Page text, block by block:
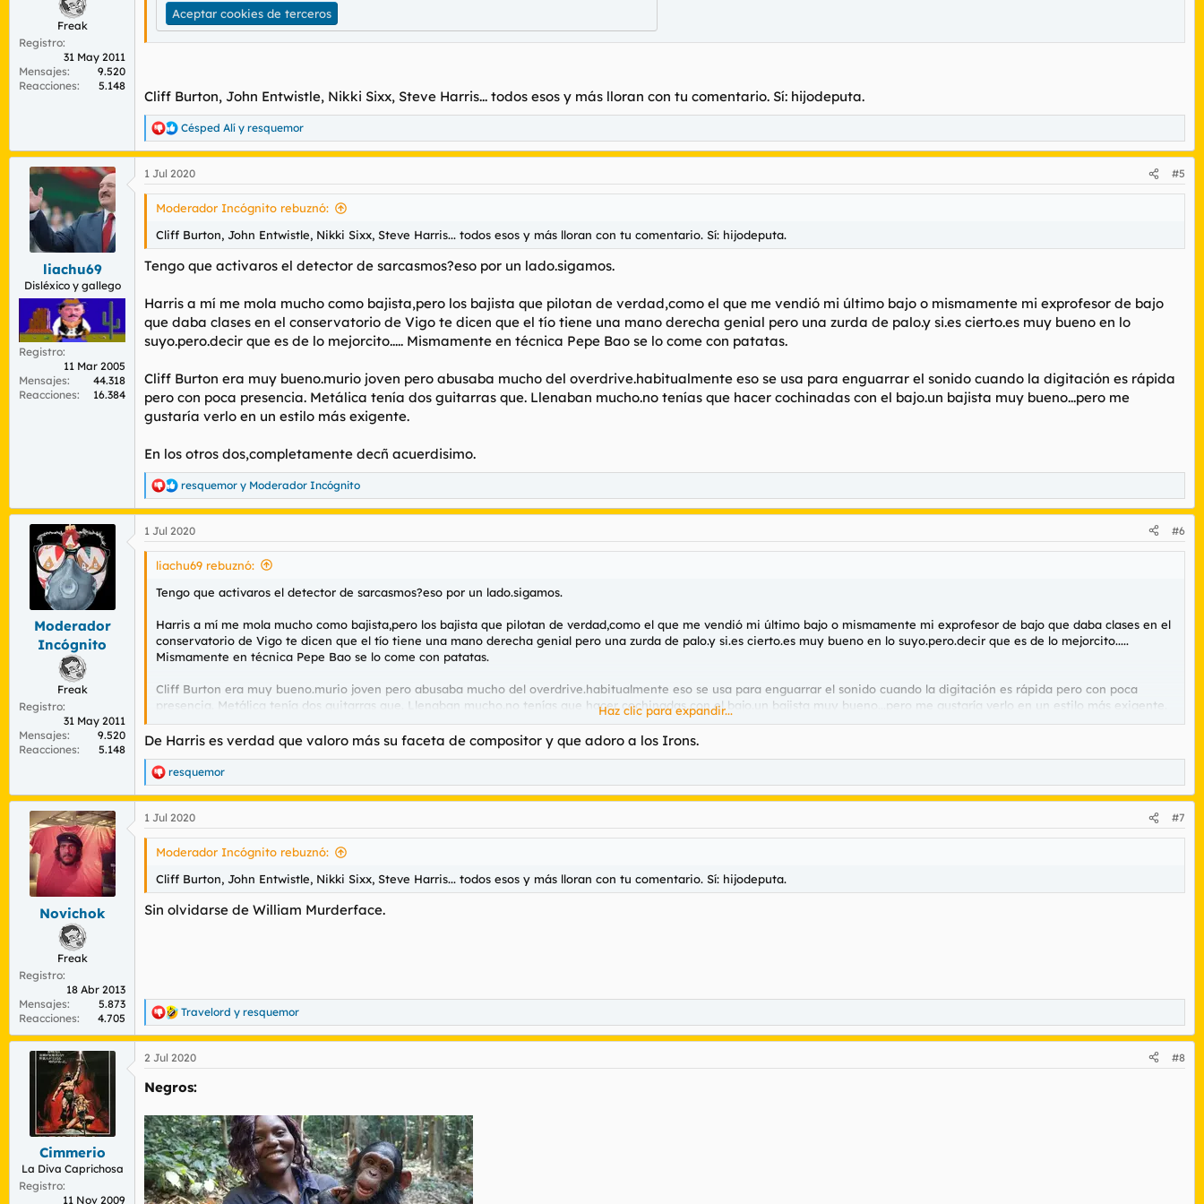
Freak
Registro
31 May 2011
Mensajes
9.520
Reacciones
5.148
Aceptar cookies de terceros
Cliff Burton, John Entwistle, Nikki Sixx, Steve Harris... todos esos y más lloran con tu comentario. Sí: hijodeputa.
R
e
a
c
c
n
e
s
Césped Alí y resquemor
liachu69
Disléxico y gallego
Registro
11 Mar 2005
Mensajes
44.318
Reacciones
16.384
1 Jul 2020 #5
Moderador Incógnito rebuznó:
Cliff Burton, John Entwistle, Nikki Sixx, Steve Harris... todos esos y más lloran con tu comentario. Sí: hijodeputa.
Tengo que activaros el detector de sarcasmos?eso por un lado.sigamos.
Harris a mí me mola mucho como bajista,pero los bajista que pilotan de verdad,como el que me vendió mi último bajo o mismamente mi exprofesor de bajo
que daba clases en el conservatorio de Vigo te dicen que el tío tiene una mano derecha genial pero una zurda de palo.y si.es cierto.es muy bueno en lo
suyo.pero.decir que es de lo mejorcito..... Mismamente en técnica Pepe Bao se lo come con patatas.
Cliff Burton era muy bueno.murio joven pero abusaba mucho del overdrive.habitualmente eso se usa para enguarrar el sonido cuando la digitación es rápida
pero con poca presencia. Metálica tenía dos guitarras que. Llenaban mucho.no tenías que hacer cochinadas con el bajo.un bajista muy bueno...pero me
gustaría verlo en un estilo más exigente.
En los otros dos,completamente decñ acuerdisimo.
R
e
a
c
c
n
resquemor y Moderador Incógnito
Moderador
Incógnito
Freak
Registro
31 May 2011
Mensajes
9.520
Reacciones
5.148
1 Jul 2020 #6
liachu69 rebuznó:
Tengo que activaros el detector de sarcasmos?eso por un lado.sigamos.
Harris a mí me mola mucho como bajista,pero los bajista que pilotan de verdad,como el que me vendió mi último bajo o mismamente mi exprofesor de bajo que daba clases en el
conservatorio de Vigo te dicen que el tío tiene una mano derecha genial pero una zurda de palo.y si.es cierto.es muy bueno en lo suyo.pero.decir que es de lo mejorcito.....
Mismamente en técnica Pepe Bao se lo come con patatas.
Cliff Burton era muy bueno.murio joven pero abusaba mucho del overdrive.habitualmente eso se usa para enguarrar el sonido cuando la digitación es rápida pero con poca
presencia. Metálica tenía dos guitarras que. Llenaban mucho.no tenías que hacer cochinadas con el bajo.un bajista muy bueno...pero me gustaría verlo en un estilo más exigente.
En los otros dos,completamente decñ acuerdisimo.
Haz clic para expandir...
De Harris es verdad que valoro más su faceta de compositor y que adoro a los Irons.
R
e
a
c
c
n
e
s
resquemor
Novichok
Freak
Registro
18 Abr 2013
Mensajes
5.873
Reacciones
4.705
1 Jul 2020 #7
Moderador Incógnito rebuznó:
Cliff Burton, John Entwistle, Nikki Sixx, Steve Harris... todos esos y más lloran con tu comentario. Sí: hijodeputa.
Sin olvidarse de William Murderface.
R
e
a
c
i
n
e
s
:
Travelord y resquemor
Cimmerio
La Diva Caprichosa
Registro
11 Nov 2009
2 Jul 2020 #8
Negros: